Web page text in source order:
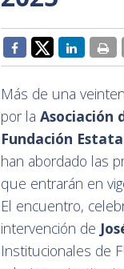
Más de una
por la Asociación
Fundación
han abordado las
que entrarán en
El encuentro,
intervención de
Institucionales de